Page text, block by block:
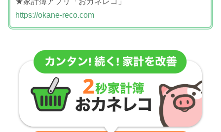
https://okane-reco.com